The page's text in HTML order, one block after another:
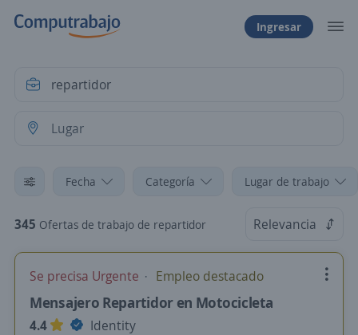
Ingresar
Fecha Categoría Lugar de trabajo
345 Ofertas de trabajo de repartidor Relevancia
Se precisa Urgente Empleo destacado
Mensajero Repartidor en Motocicleta
4.4
Identity